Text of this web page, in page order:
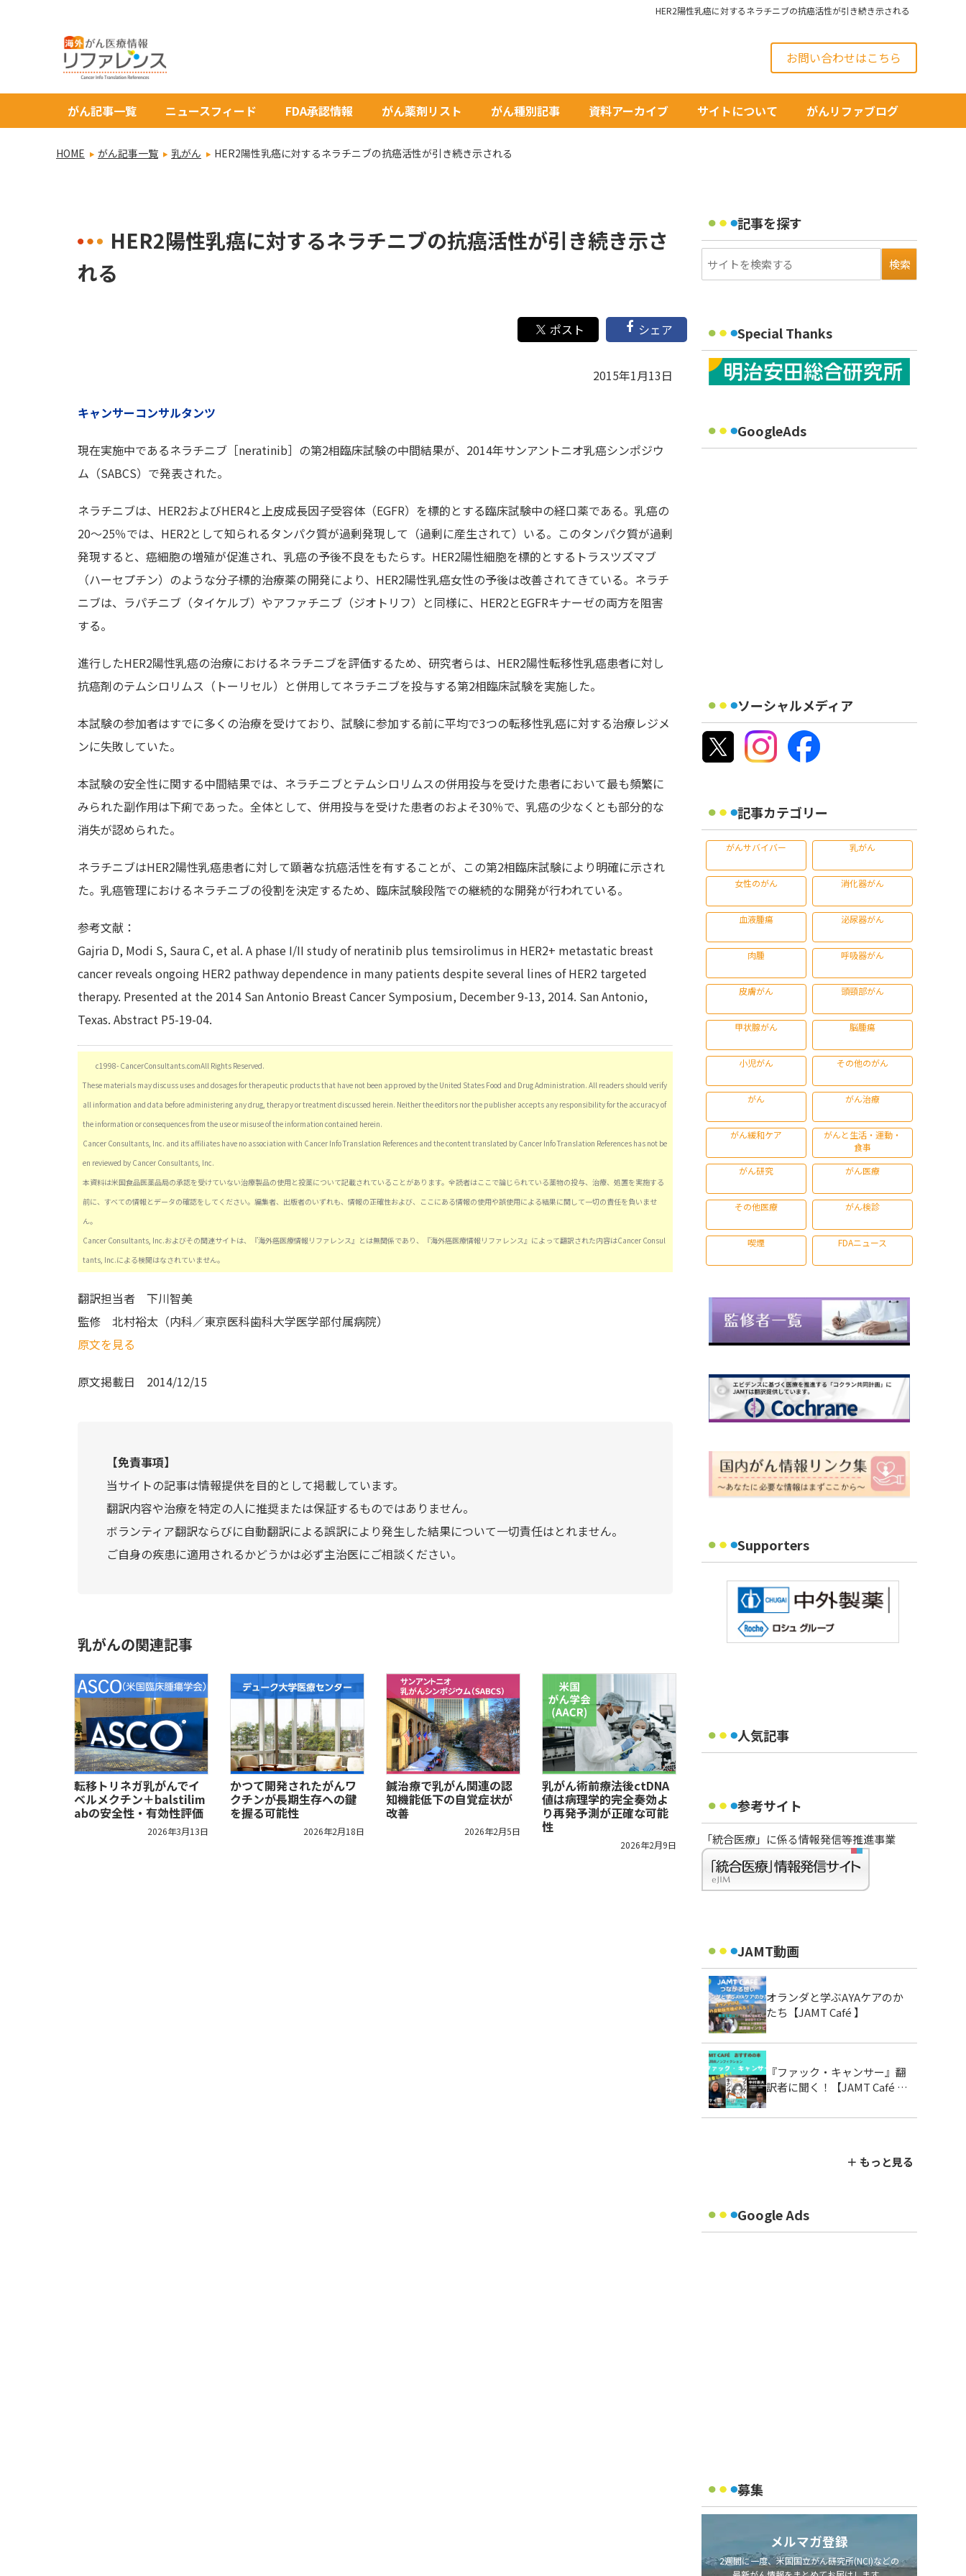
HER2陽性乳癌に対するネラチニブの抗癌活性が引き続き示される
お問い合わせはこちら
がん記事一覧 ニュースフィード FDA承認情報 がん薬剤リスト がん種別記事 資料アーカイブ サイトについて がんリファブログ
HOME がん記事一覧 乳がん HER2陽性乳癌に対するネラチニブの抗癌活性が引き続き示される
HER2陽性乳癌に対するネラチニブの抗癌活性が引き続き示さ
れる
シェア
2015年1月13日
キャンサーコンサルタンツ
現在実施中であるネラチニブ［neratinib］の第2相臨床試験の中間結果が、2014年サンアントニオ乳癌シンポジウ
ム（SABCS）で発表された。
ネラチニブは、HER2およびHER4と上皮成長因子受容体（EGFR）を標的とする臨床試験中の経口薬である。乳癌の
20～25％では、HER2として知られるタンパク質が過剰発現して（過剰に産生されて）いる。このタンパク質が過剰
発現すると、癌細胞の増殖が促進され、乳癌の予後不良をもたらす。HER2陽性細胞を標的とするトラスツズマブ
（ハーセプチン）のような分子標的治療薬の開発により、HER2陽性乳癌女性の予後は改善されてきている。ネラチ
ニブは、ラパチニブ（タイケルブ）やアファチニブ（ジオトリフ）と同様に、HER2とEGFRキナーゼの両方を阻害
する。
進行したHER2陽性乳癌の治療におけるネラチニブを評価するため、研究者らは、HER2陽性転移性乳癌患者に対し
抗癌剤のテムシロリムス（トーリセル）と併用してネラチニブを投与する第2相臨床試験を実施した。
本試験の参加者はすでに多くの治療を受けており、試験に参加する前に平均で3つの転移性乳癌に対する治療レジメ
ンに失敗していた。
本試験の安全性に関する中間結果では、ネラチニブとテムシロリムスの併用投与を受けた患者において最も頻繁に
みられた副作用は下痢であった。全体として、併用投与を受けた患者のおよそ30％で、乳癌の少なくとも部分的な
消失が認められた。
ネラチニブはHER2陽性乳癌患者に対して顕著な抗癌活性を有することが、この第2相臨床試験により明確に示され
た。乳癌管理におけるネラチニブの役割を決定するため、臨床試験段階での継続的な開発が行われている。
参考文献：
Gajria D, Modi S, Saura C, et al. A phase I/II study of neratinib plus temsirolimus in HER2+ metastatic breast
cancer reveals ongoing HER2 pathway dependence in many patients despite several lines of HER2 targeted
therapy. Presented at the 2014 San Antonio Breast Cancer Symposium, December 9-13, 2014. San Antonio,
Texas. Abstract P5-19-04.
c1998- CancerConsultants.comAll Rights Reserved.
These materials may discuss uses and dosages for therapeutic products that have not been approved by the United States Food and Drug Administration. All readers should verify
all information and data before administering any drug, therapy or treatment discussed herein. Neither the editors nor the publisher accepts any responsibility for the accuracy of
the information or consequences from the use or misuse of the information contained herein.
Cancer Consultants, Inc. and its affiliates have no association with Cancer Info Translation References and the content translated by Cancer Info Translation References has not be
en reviewed by Cancer Consultants, Inc.
本資料は米国食品医薬品局の承認を受けていない治療製品の使用と投薬について記載されていることがあります。全読者はここで論じられている薬物の投与、治療、処置を実施する
前に、すべての情報とデータの確認をしてください。編集者、出版者のいずれも、情報の正確性および、ここにある情報の使用や誤使用による結果に関して一切の責任を負いませ
ん。
Cancer Consultants, Inc.およびその関連サイトは、『海外癌医療情報リファレンス』とは無関係であり、『海外癌医療情報リファレンス』によって翻訳された内容はCancer Consul
tants, Inc.による検閲はなされていません。
翻訳担当者 下川智美
監修 北村裕太（内科／東京医科歯科大学医学部付属病院）
原文を見る
原文掲載日 2014/12/15
【免責事項】
当サイトの記事は情報提供を目的として掲載しています。
翻訳内容や治療を特定の人に推奨または保証するものではありません。
ボランティア翻訳ならびに自動翻訳による誤訳により発生した結果について一切責任はとれません。
ご自身の疾患に適用されるかどうかは必ず主治医にご相談ください。
乳がんの関連記事
転移トリネガ乳がんでイ
ベルメクチン＋balstilim
abの安全性・有効性評価
2026年3月13日
かつて開発されたがんワ
クチンが長期生存への鍵
を握る可能性
2026年2月18日
鍼治療で乳がん関連の認
知機能低下の自覚症状が
改善
2026年2月5日
乳がん術前療法後ctDNA
値は病理学的完全奏効よ
り再発予測が正確な可能
性
2026年2月9日
記事を探す
Special Thanks
GoogleAds
ソーシャルメディア
記事カテゴリー
がんサバイバー 乳がん
女性のがん 消化器がん
血液腫瘍 泌尿器がん
肉腫 呼吸器がん
皮膚がん 頭頸部がん
甲状腺がん 脳腫瘍
小児がん その他のがん
がん がん治療
がん緩和ケア
がんと生活・運動・
食事
がん研究
がん医療
その他医療 がん検診
喫煙 FDAニュース
Supporters
人気記事
参考サイト
「統合医療」に係る情報発信等推進事業
JAMT動画
オランダと学ぶAYAケアのか
たち【JAMT Café 】
『ファック・キャンサー』翻
訳者に聞く！【JAMT Café お
＋ もっと見る
Google Ads
募集
メルマガ登録
2週間に一度、米国国立がん研究所(NCI)などの